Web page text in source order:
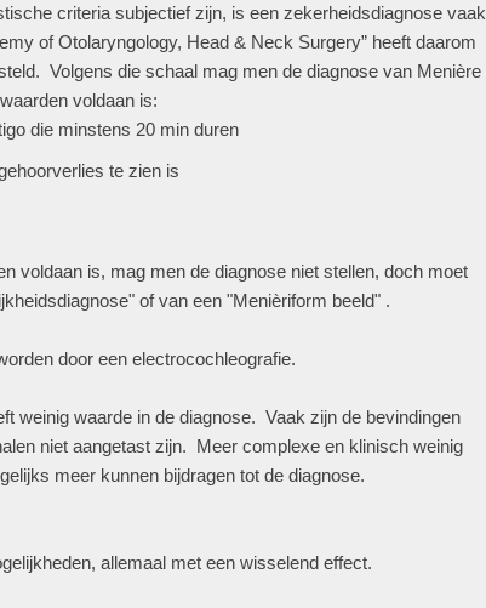
criteria subjectief zijn, is een zekerheidsdiagnose vaak
of Otolaryngology, Head & Neck Surgery” heeft daarom
Volgens die schaal mag men de diagnose van Menière
voldaan is:
die minstens 20 min duren
te zien is
voldaan is, mag men de diagnose niet stellen, doch moet
of van een "Menièriform beeld" .
door een electrocochleografie.
weinig waarde in de diagnose. Vaak zijn de bevindingen
niet aangetast zijn. Meer complexe en klinisch weinig
meer kunnen bijdragen tot de diagnose.
allemaal met een wisselend effect.